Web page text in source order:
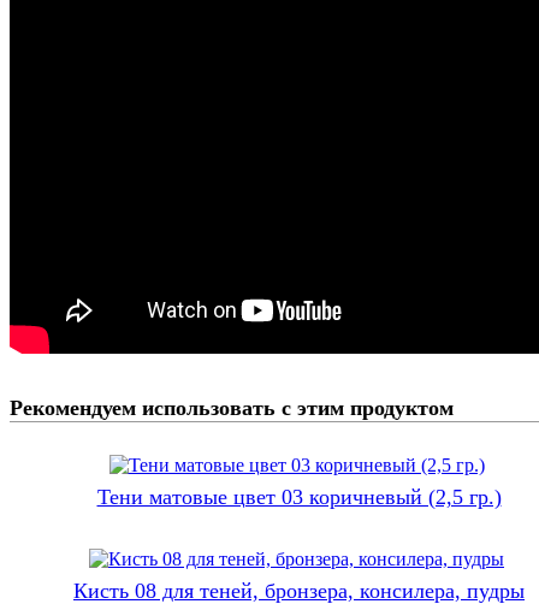
Рекомендуем использовать с этим продуктом
Тени матовые цвет 03 коричневый (2,5 гр.)
Кисть 08 для теней, бронзера, консилера, пудры